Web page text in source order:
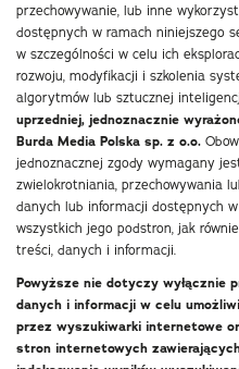
przechowywanie, lub inne
dostępnych w ramach niniejszego
w szczególności w celu ich
rozwoju, modyfikacji i szkolenia
algorytmów lub sztucznej
uprzedniej, jednoznacznie
Burda Media Polska sp. z o.o.
jednoznacznej zgody wymagany
zwielokrotniania, przechowywania
danych lub informacji dostępnych
wszystkich jego podstron, jak
treści, danych i informacji.
Powyższe nie dotyczy wyłącznie
danych i informacji w celu
przez wyszukiwarki internetowe
stron internetowych